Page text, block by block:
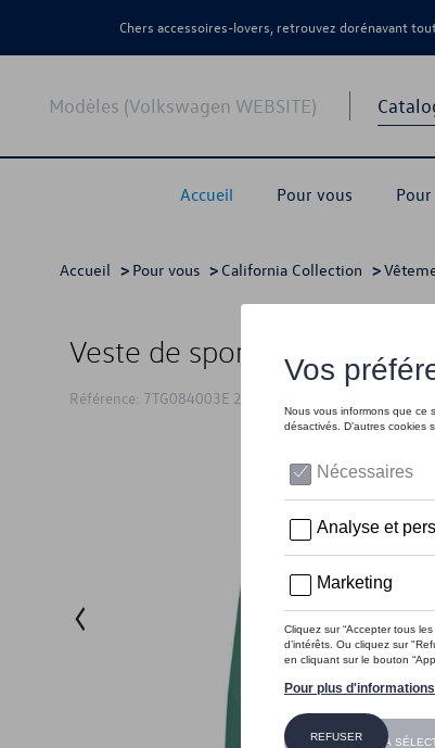
Chers accessoires-lovers, retrouvez dorénavant
Modèles (Volkswagen WEBSITE)
Accueil Pour vous
Accueil > Pour vous > California Collection >
Veste de sport VW
Référence: 7TG084003E 212